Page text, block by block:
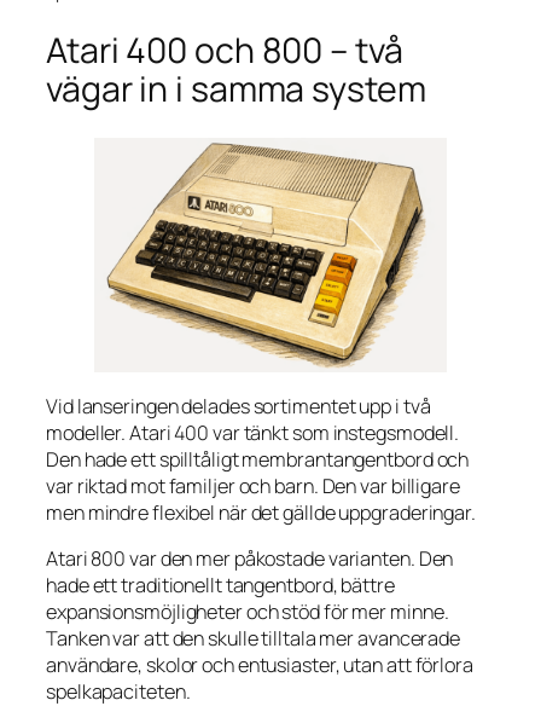
Atari 400 och 800 – två
vägar in i samma system
Vid lanseringen delades sortimentet upp i två
modeller. Atari 400 var tänkt som instegsmodell.
Den hade ett spilltåligt membrantangentbord och
var riktad mot familjer och barn. Den var billigare
men mindre flexibel när det gällde uppgraderingar.
Atari 800 var den mer påkostade varianten. Den
hade ett traditionellt tangentbord, bättre
expansionsmöjligheter och stöd för mer minne.
Tanken var att den skulle tilltala mer avancerade
användare, skolor och entusiaster, utan att förlora
spelkapaciteten.